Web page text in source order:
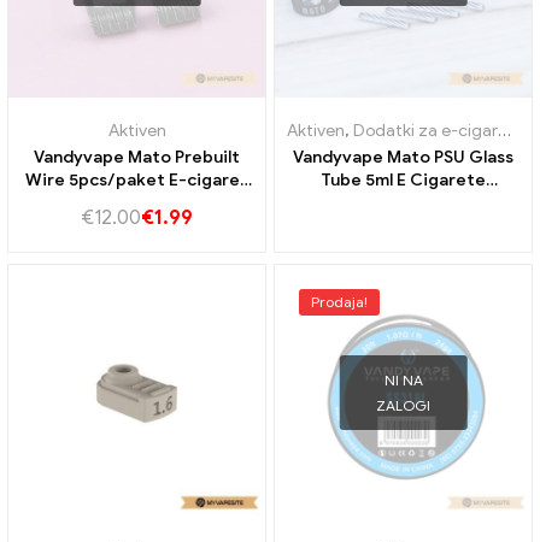
Aktiven
Vandyvape Mato Prebuilt
Wire 5pcs/paket E-cigaret
€12.00€1.99
Aktiven, Dodatki za e-cigarete
Vandyvape Mato PSU Glass
Tube 5ml E Cigarete
Prodaja!
NI NA
ZALOGI